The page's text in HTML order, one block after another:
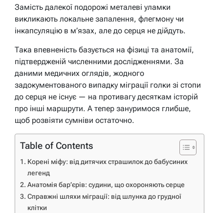
Замість далекої подорожі металеві уламки
викликають локальне запалення, флегмону чи
інкапсуляцію в м’язах, але до серця не дійдуть.
Така впевненість базується на фізиці та анатомії,
підтвердженій численними дослідженнями. За
даними медичних оглядів, жодного
задокументованого випадку міграції голки зі стопи
до серця не існує — на противагу десяткам історій
про інші маршрути. А тепер зануримося глибше,
щоб розвіяти сумніви остаточно.
Table of Contents
Корені міфу: від дитячих страшилок до бабусиних
легенд
Анатомія бар’єрів: судини, що охороняють серце
Справжні шляхи міграції: від шлунка до грудної
клітки